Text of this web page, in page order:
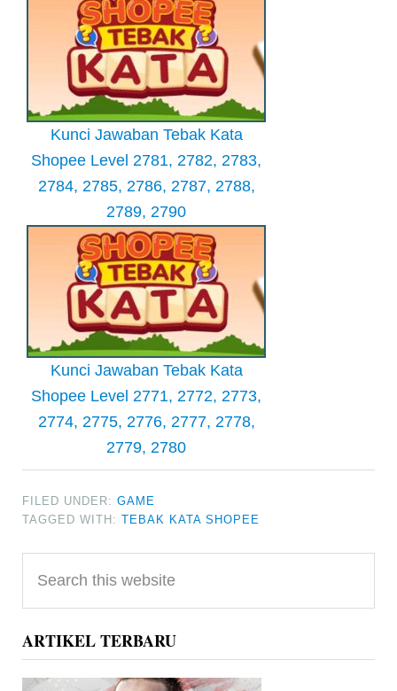
Kunci Jawaban Tebak Kata
Shopee Level 2781, 2782, 2783,
2784, 2785, 2786, 2787, 2788,
2789, 2790
Kunci Jawaban Tebak Kata
Shopee Level 2771, 2772, 2773,
2774, 2775, 2776, 2777, 2778,
2779, 2780
FILED UNDER:GAME
TAGGED WITH:TEBAK KATA SHOPEE
Primary
Sidebar
this
website
ARTIKEL TERBARU